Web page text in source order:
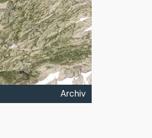
Archiv